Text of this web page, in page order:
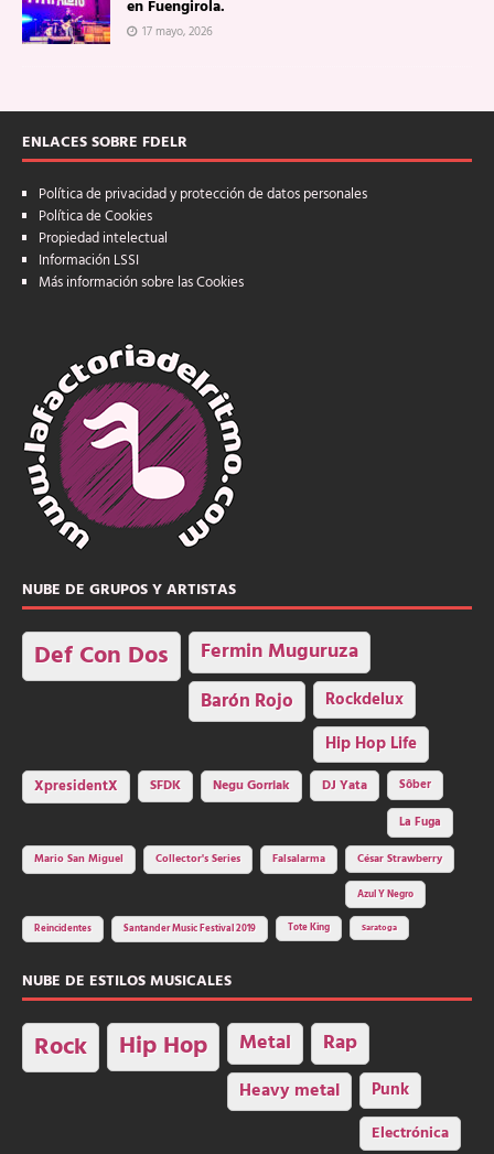
en Fuengirola.
17 mayo, 2026
ENLACES SOBRE FDELR
Política de privacidad y protección de datos personales
Política de Cookies
Propiedad intelectual
Información LSSI
Más información sobre las Cookies
NUBE DE GRUPOS Y ARTISTAS
Def Con Dos Fermin Muguruza
Barón Rojo Rockdelux
Hip Hop Life
XpresidentX SFDK Negu Gorriak DJ Yata
Sôber
La Fuga
Mario San Miguel
Collector's Series Falsalarma César Strawberry
Azul Y Negro
Reincidentes Santander Music Festival 2019 Tote King Saratoga
NUBE DE ESTILOS MUSICALES
Rock Hip Hop Metal Rap
Heavy metal Punk
Electrónica